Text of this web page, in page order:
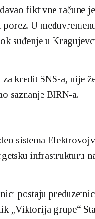
fiktivne račune
U
suđenje u
kredit SNS-a, nije
saznanje BIRN-a.
sistema
infrastrukturu
postaju
„Viktorija grupe“